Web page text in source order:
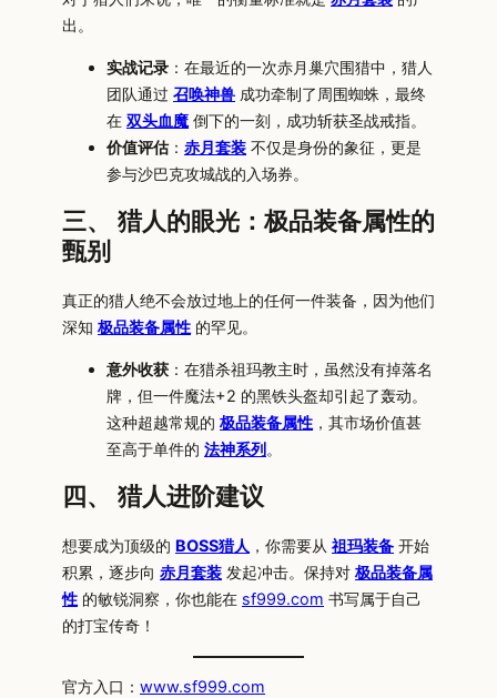
出。
实战记录 ：在最近的一次赤月巢穴围猎中，猎人
团队通过 召唤神兽 成功牵制了周围蜘蛛，最终
在 双头血魔 倒下的一刻，成功斩获圣战戒指。
价值评估： 赤月套装 不仅是身份的象征，更是
参与沙巴克攻城战的入场券。
三、 猎人的眼光：极品装备属性的
甄别
真正的猎人绝不会放过地上的任何一件装备，因为他们
深知 极品装备属性 的罕见。
意外收获 ：在猎杀祖玛教主时，虽然没有掉落名
牌，但一件魔法+2 的黑铁头盔却引起了轰动。
这种超越常规的 极品装备属性 ，其市场价值甚
至高于单件的 法神系列。
四、 猎人进阶建议
想要成为顶级的 BOSS猎人 ，你需要从 祖玛装备 开始
积累，逐步向 赤月套装 发起冲击。保持对 极品装备属
性 的敏锐洞察，你也能在 sf999.com 书写属于自己
的打宝传奇！
官方入口： www.sf999.com